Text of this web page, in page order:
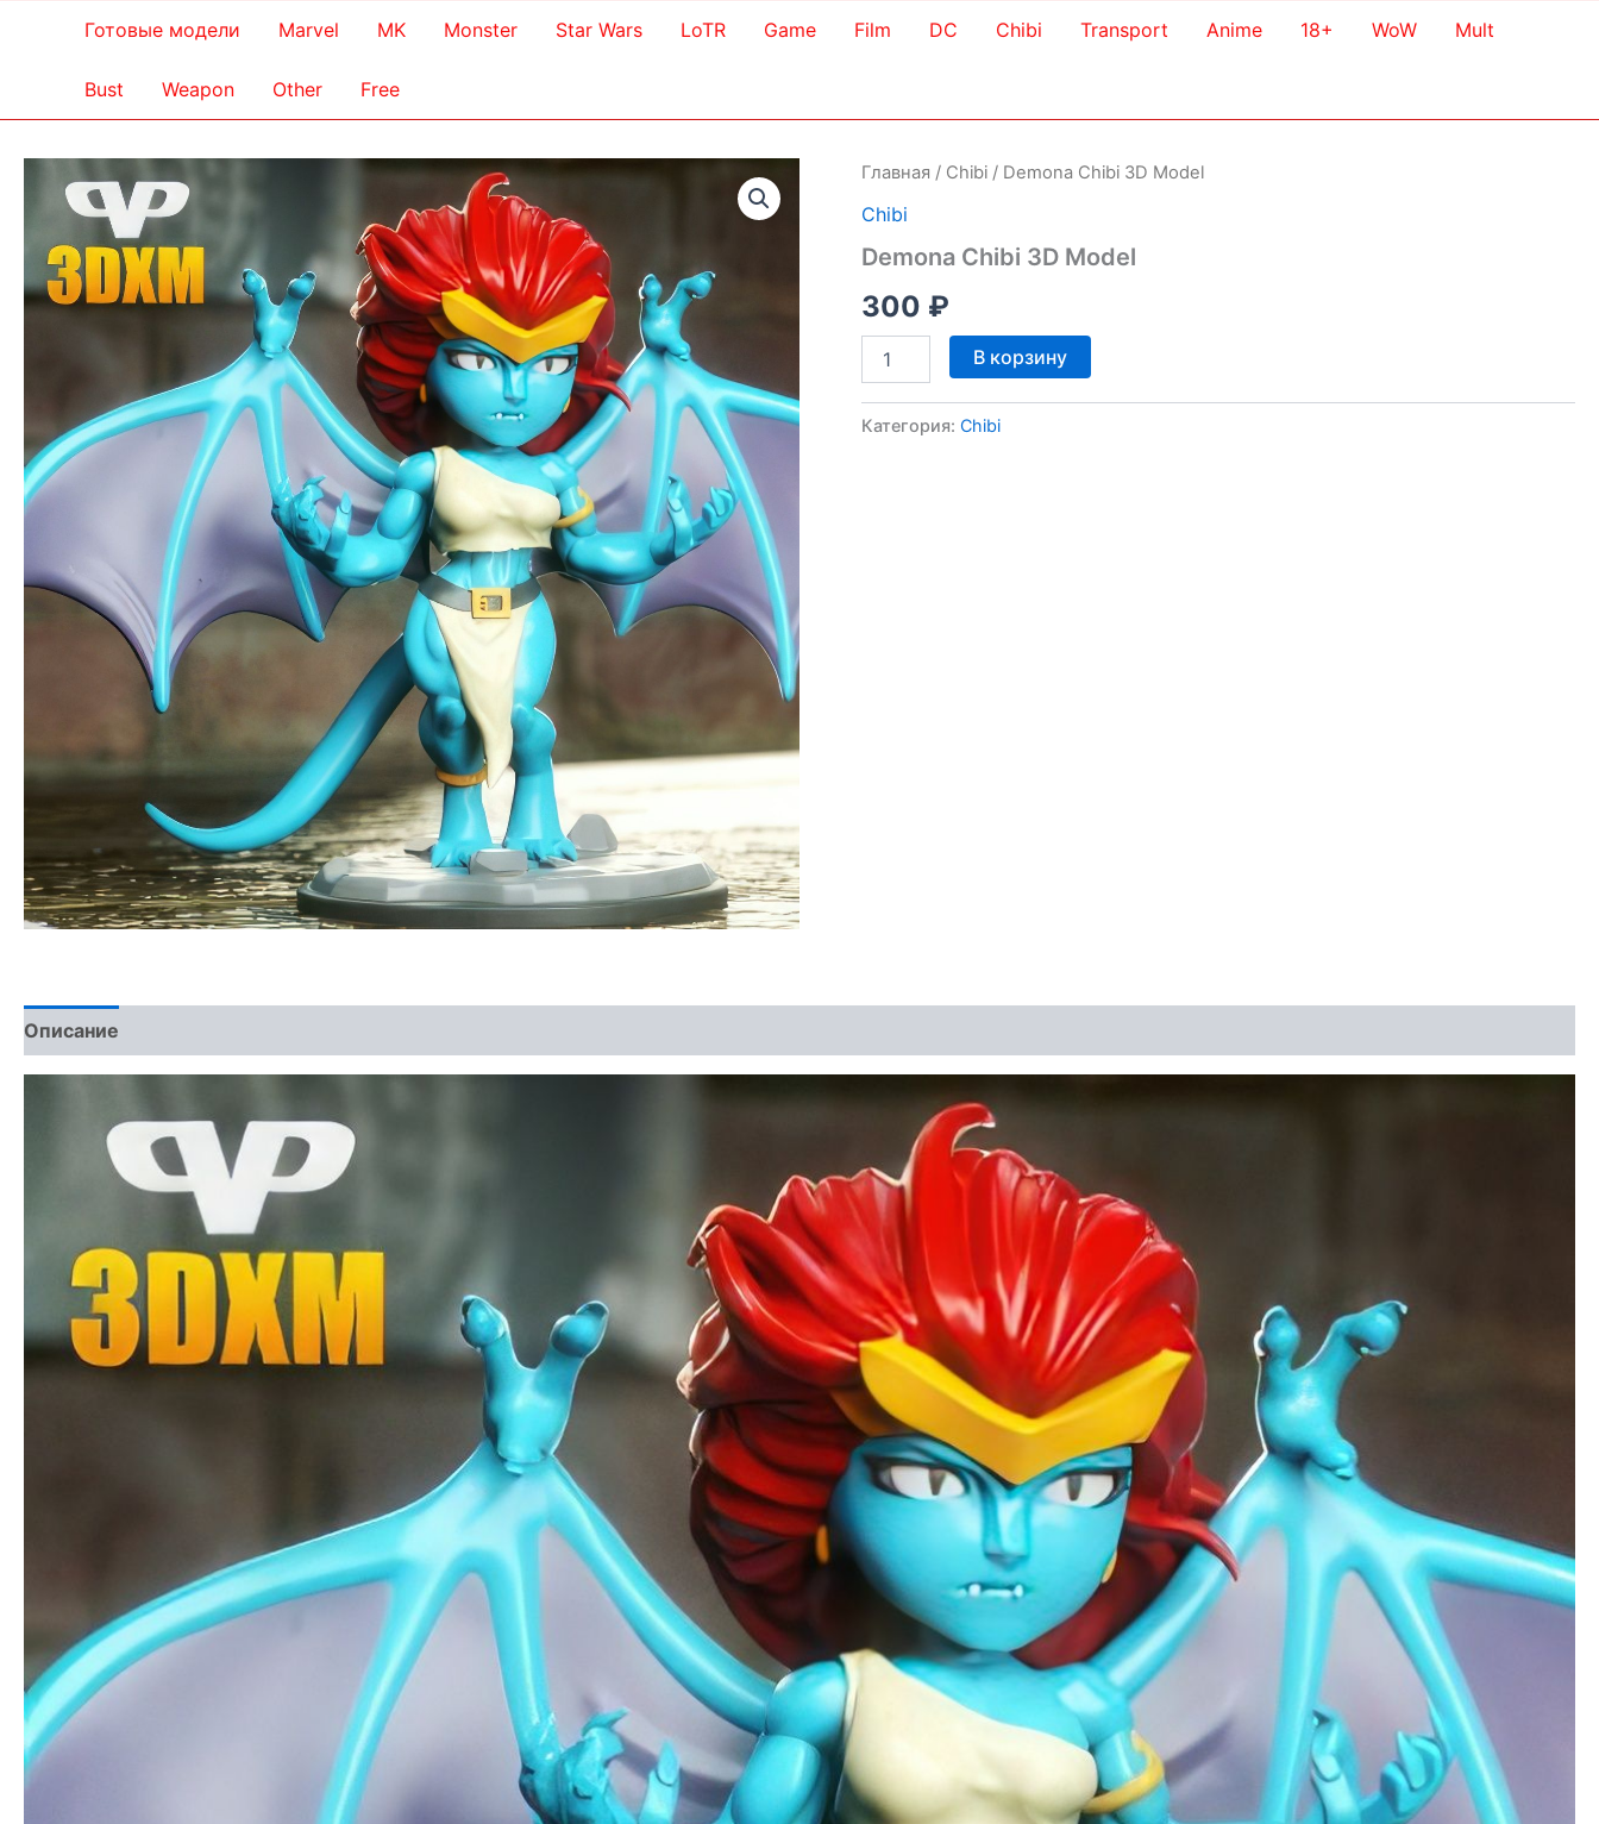
Готовые модели Marvel MK Monster Star Wars LoTR Game Film DC Chibi Transport Anime 18+ WoW Mult
Bust Weapon Other Free
Главная / Chibi / Demona Chibi 3D Model
Chibi
Demona Chibi 3D Model
300 ₽
Количество
товара
Chibi
В корзину
Категория:Chibi
Описание